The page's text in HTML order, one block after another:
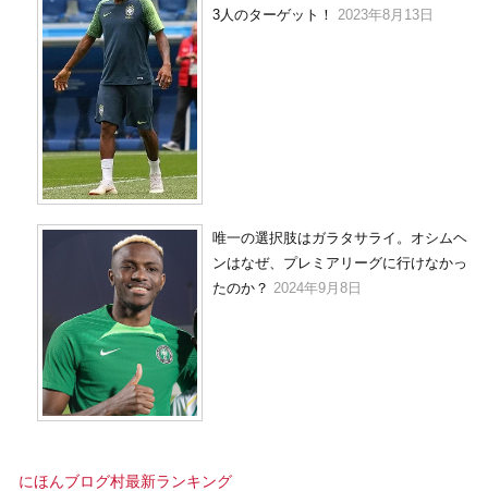
3人のターゲット！ 2023年8月13日
唯一の選択肢はガラタサライ。オシムヘ
ンはなぜ、プレミアリーグに行けなかっ
たのか？ 2024年9月8日
にほんブログ村最新ランキング